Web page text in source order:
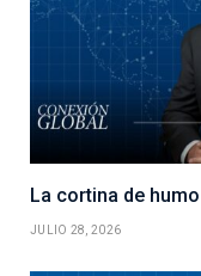
La cortina de
JULIO 28, 2026